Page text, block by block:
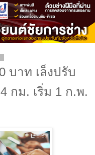
บาท เล็งปรับ
กม. เริ่ม 1 ก.พ.